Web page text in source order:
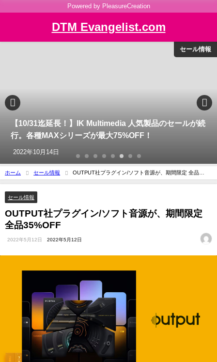
Powered by PleasureCreation
DTM Evangelist.com
セール情報
【10/31迄延長！】IK Multimedia 人気製品のセールが続
行。各種MAXシリーズが最大75%OFF！
2022年10月14日
ホーム セール情報
OUTPUT社プラグイン/ソフト音源が、期間限定 全品
35%OFF
セール情報
OUTPUT社プラグイン/ソフト音源が、期間限定
全品35%OFF
2022年5月12日 2022年5月12日